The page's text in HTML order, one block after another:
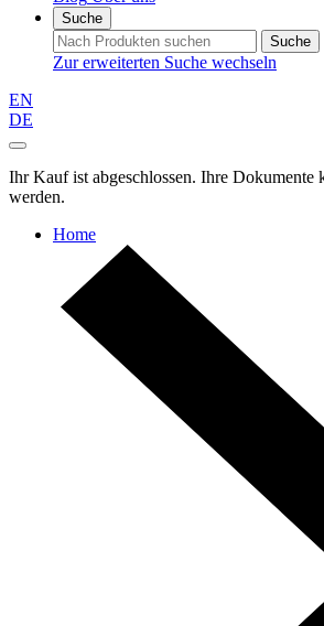
Suche
Suche
Zur erweiterten Suche wechseln
EN
DE
Ihr Kauf ist abgeschlossen. Ihre Dokumente
werden.
Home